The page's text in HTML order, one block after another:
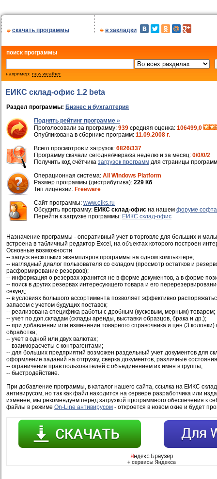
скачать программы в закладки
поиск программы
например: new weather
ЕИКС склад-офис 1.2 beta
Раздел программы: Бизнес и бухгалтерия
Поднять рейтинг программе »
Проголосовали за программу: 939 средняя оценка: 106499,0
Опубликована в сборнике программ: 11.09.2008 г.
Всего просмотров и загрузок: 6826/337
Программу скачали сегодня/вчера/за неделю и за месяц: 0/0/0/2
Получить код счётчика загрузок программ для страницы
Операционная система: All Windows Platform
Размер программы (дистрибутива): 229 Кб
Тип лицензии: Freeware
Cайт программы: www.eiks.ru
Обсудить программу: ЕИКС склад-офис на нашем форуме софта
Перейти к загрузке программы: ЕИКС склад-офис
Назначение программы - оперативный учет в торговле для больших и
встроена в табличный редактор Excel, на объектах которого построен
Основные возможности
-- запуск нескольких экземпляров программы на одном компьютере;
-- наглядный диалог пользователя со складом (просмотр остатков и
расформирование резервов);
-- информация о резервах хранится не в форме документов, а в форме
-- поиск в других резервах интересующего товара и его
секунд;
-- в условиях большого ассортимента позволяет эффективно
запасом с учетом будущих поставок;
-- реализована специфика работы с дробным (кусковым, мерным) товаром;
-- учет по доп.складам (склады аренды, выставки образцов, брака и др.);
-- при добавлении или изменении товарного справочника и цен (3
обработка;
-- учет в одной или двух валютах;
-- взаиморасчеты с контрагентами;
-- для больших предприятий возможен раздельный учет документов для
оформление заданий на отгрузку, сверка документов, различные
-- ограничение прав пользователей с объединением их имен в группы;
-- быстродействие.
При добавление программы, в каталог нашего сайта, ссылка на ЕИКС
антивирусом, но так как файл находится на сервере разработчика или
изменён, мы рекомендуем перед загрузкой программного обеспечения к
файлы в режиме On-Line антивирусом - откроется в новом окне и будет